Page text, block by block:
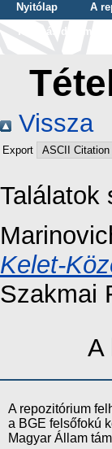
Nyitólap A
Tallózás dátum
Vissza
Export
Találatok
Kelet-
Szakmai
A
A repozitórium
a BGE felsőfokú
Magyar Állam